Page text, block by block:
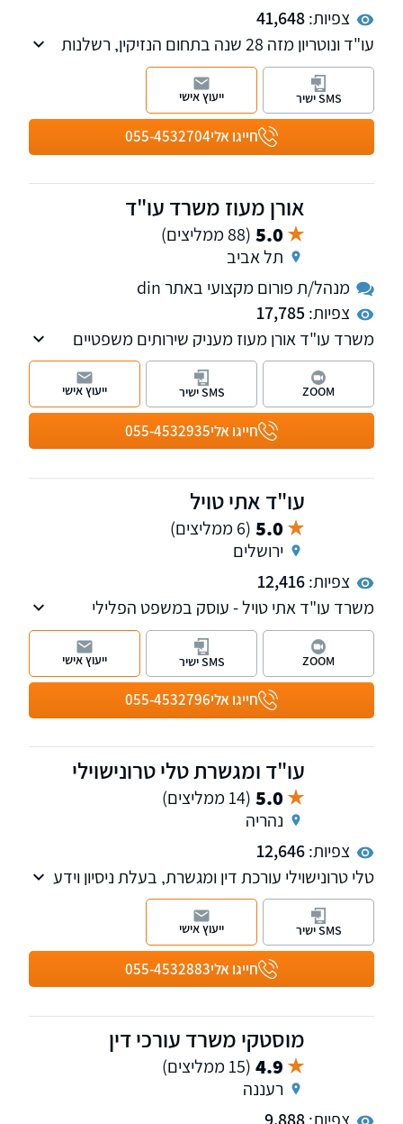
צפיות:41,648
עו"ד ונוטריון מזה 28 שנה בתחום הנזיקין, רשלנות
רפואית, ביטוח לאומי, תאונות דרכים ועבודה.
המשרד מונה 6 עורכי-דין, ביניהם רופא שהינו עורך
דין בהשכלתו.
חייגו אלי055-4532704
SMS ישיר ייעוץ אישי
אורן מעוז משרד עו"ד
5.0 (88 ממליצים)
תל אביב
מנהל/ת פורום מקצועי באתר din
צפיות:17,785
משרד עו"ד אורן מעוז מעניק שירותים משפטיים
בתביעות נזקי גוף , ביטוחי תאונות ומחלות, רשלנות
רפואית וביטוח לאומי. למשרד שלוחות בתל אביב
ובקרית אונו. עו"ד אורן מעוז מנהל פורום מחלות
מקצוע. למשרד שלוחות בתל אביב ובקרית אונו
חייגו אלי055-4532935
ZOOM SMS ישיר ייעוץ אישי
עו"ד אתי טויל
5.0 (6 ממליצים)
ירושלים
צפיות:12,416
משרד עו"ד אתי טויל - עוסק במשפט הפלילי
(הטרדות מיניות, עתירות אסירים, עבירות סמים,
עבריינות נוער ועוד), דיני משפחה, דיני עבודה
ובתחום נזקי גוף ותאונות.
חייגו אלי055-4532796
ZOOM SMS ישיר ייעוץ אישי
עו"ד ומגשרת טלי טרונישוילי
5.0 (14 ממליצים)
נהריה
צפיות:12,646
טלי טרונישוילי עורכת דין ומגשרת, בעלת ניסיון וידע
עשיר בתחום דיני המשפחה, ניהול הליכי גירושין,
צוואות וירושות, מקרקעין נדל"ן, פירוק שיתוף
ופשיטת רגל. למשרד שלוחות בקרית מוצקין, נהריה
חייגו אלי055-4532883
SMS ישיר ייעוץ אישי
מוסטקי משרד עורכי דין
4.9 (15 ממליצים)
רעננה